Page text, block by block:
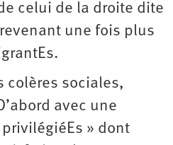
celui de la droite dite
une fois plus
colères sociales,
avec une
» dont